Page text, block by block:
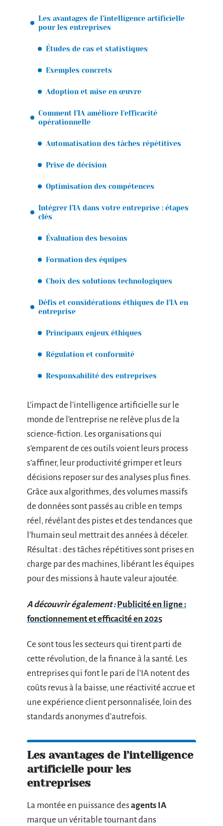
Les avantages de l’intelligence artificielle
pour les entreprises
Études de cas et statistiques
Exemples concrets
Adoption et mise en œuvre
Comment l’IA améliore l’efficacité
opérationnelle
Automatisation des tâches répétitives
Prise de décision
Optimisation des compétences
Intégrer l’IA dans votre entreprise : étapes
clés
Évaluation des besoins
Formation des équipes
Choix des solutions technologiques
Défis et considérations éthiques de l’IA en
entreprise
Principaux enjeux éthiques
Régulation et conformité
Responsabilité des entreprises
L’impact de l’intelligence artificielle sur le
monde de l’entreprise ne relève plus de la
science-fiction. Les organisations qui
s’emparent de ces outils voient leurs process
s’affiner, leur productivité grimper et leurs
décisions reposer sur des analyses plus fines.
Grâce aux algorithmes, des volumes massifs
de données sont passés au crible en temps
réel, révélant des pistes et des tendances que
l’humain seul mettrait des années à déceler.
Résultat : des tâches répétitives sont prises en
charge par des machines, libérant les équipes
pour des missions à haute valeur ajoutée.
A découvrir également : Publicité en ligne :
fonctionnement et efficacité en 2025
Ce sont tous les secteurs qui tirent parti de
cette révolution, de la finance à la santé. Les
entreprises qui font le pari de l’IA notent des
coûts revus à la baisse, une réactivité accrue et
une expérience client personnalisée, loin des
standards anonymes d’autrefois.
Les avantages de l’intelligence
artificielle pour les
entreprises
La montée en puissance desagents IA
marque un véritable tournant dans